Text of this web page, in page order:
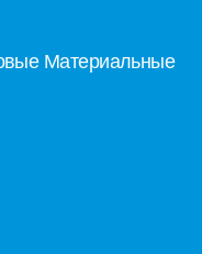
Материальные